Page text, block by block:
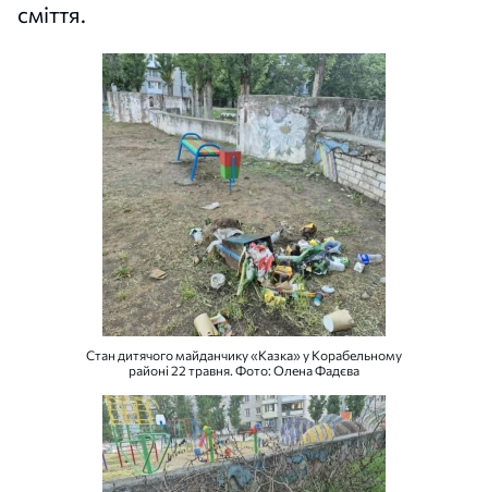
сміття.
Стан дитячого майданчику «Казка» у Корабельному
районі 22 травня. Фото: Олена Фадєва